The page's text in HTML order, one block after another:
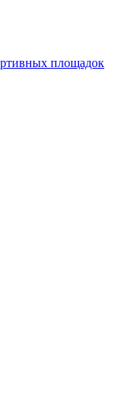
площадок